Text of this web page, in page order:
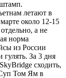
летают в
около 12-15
а не
норма
из России
гулять. За 3 дня
сходить,
Том Ям в